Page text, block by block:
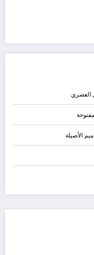
العصري
الأصيلة